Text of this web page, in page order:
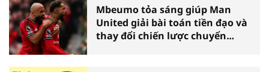
Mbeumo tỏa sáng giúp Man
United giải bài toán tiền đạo và
thay đổi chiến lược chuyển